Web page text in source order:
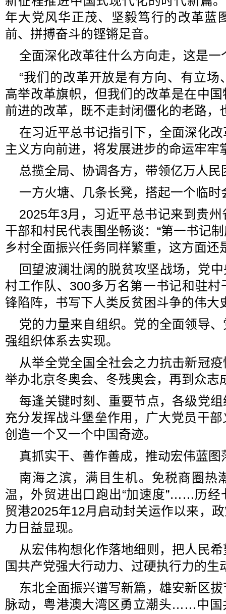
年大党风华正茂、坚毅笃行的改革蓝
前、拼搏奋斗的铿锵足音。
全面深化改革往什么方向走，这是
“我们的改革开放是有方向、有立
高举改革旗帜，但我们的改革是在中
前进的改革，既不走封闭僵化的老路，
在习近平总书记指引下，全面深化
主义方向前进，将发展进步的命运牢牢
总揽全局、协调各方，带领亿万人
一方火塘、几条长凳，搭起一个临时
2025年3月，习近平总书记来到贵
干部和村民代表围坐畅谈：“第一书记
乡村全面振兴任务同样繁重，这方面还
回望波澜壮阔的脱贫攻坚战场，党
村工作队、300多万名第一书记和驻
锋陷阵，书写下人类反贫困斗争的伟大
党的力量来自组织。党的全面领导
强组织体系去实现。
从举全党全国全社会之力抗击新冠
举办北京冬奥会、冬残奥会，再到众
每逢关键时刻、重要节点，各级党
充分发挥战斗堡垒作用，广大党员干
创造一个又一个中国奇迹。
真抓实干、善作善成，推动宏伟蓝
南海之滨，满目生机。免税商圈热
温，外贸进出口跑出“加速度”……历经
贸港2025年12月启动封关运作以来，
力日益显现。
从宏伟构想化作落地细则，把人民
国共产党强大行动力、过硬执行力的生
东北全面振兴谱写新篇，雄安新区
脉动，粤港澳大湾区勇立潮头……中国